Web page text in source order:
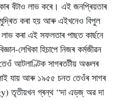
বঁটাও লাভ কৰে। এই জনপ্ৰিয়তাৰ
কৰা হয় আৰু এইখনেও বিপুল
কৰা এই সফলতাৰ পাছত কাৰ্ছনে
লেখিকা হিচাপে নিজৰ কৰ্মজীৱন
আটলাণ্টিক সাগৰতটীয় অঞ্চলৰ
যায় আৰু ১৯৫৫ চনত তেওঁৰ সাগৰ
তৃতীয়খন গ্ৰন্থ “দা এড্‌জ্‌ অৱ দা